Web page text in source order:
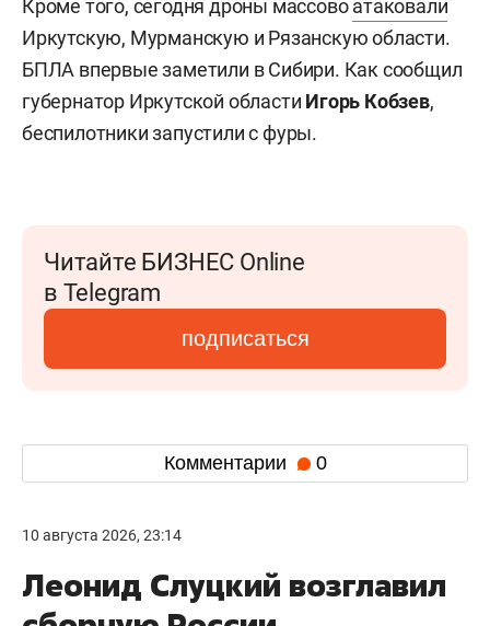
Кроме того, сегодня дроны массовоатаковали
Иркутскую, Мурманскую и Рязанскую области.
БПЛА впервые заметили в Сибири. Как сообщил
губернатор Иркутской области Игорь Кобзев,
беспилотники запустили с фуры.
Читайте БИЗНЕС Online
в Telegram
подписаться
Комментарии 0
10 августа 2026, 23:14
Леонид Слуцкий возглавил